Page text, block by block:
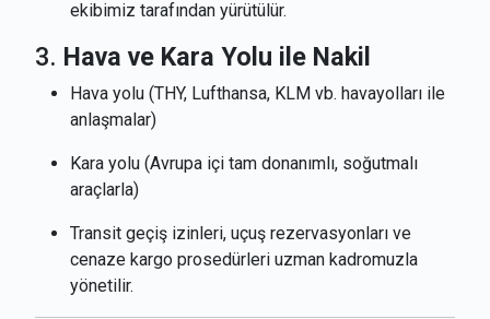
ekibimiz tarafından yürütülür.
3. Hava ve Kara Yolu ile Nakil
Hava yolu (THY, Lufthansa, KLM vb. havayolları ile
anlaşmalar)
Kara yolu (Avrupa içi tam donanımlı, soğutmalı
araçlarla)
Transit geçiş izinleri, uçuş rezervasyonları ve
cenaze kargo prosedürleri uzman kadromuzla
yönetilir.